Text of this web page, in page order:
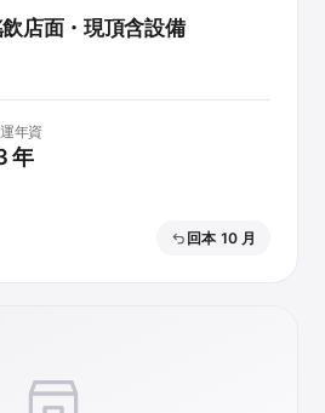
店面・現頂含設備
年資
年
回本 10 月